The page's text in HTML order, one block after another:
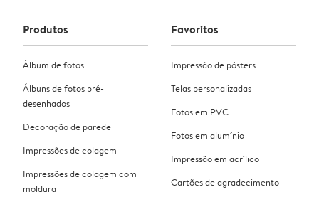
Produtos
Álbum de fotos
Álbuns de fotos pré-
desenhados
Decoração de parede
Impressões de colagem
Impressões de colagem com
moldura
Favoritos
Impressão de pósters
Telas personalizadas
Fotos em PVC
Fotos em alumínio
Impressão em acrílico
Cartões de agradecimento